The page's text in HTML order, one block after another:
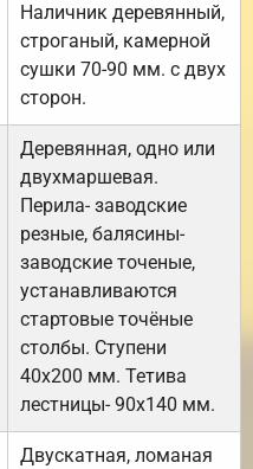
Наличник деревянный,
строганый, камерной
сушки 70-90 мм. с двух
сторон.
Деревянная, одно или
двухмаршевая.
Перила- заводские
резные, балясины-
заводские точеные,
устанавливаются
стартовые точёные
столбы. Ступени
40х200 мм. Тетива
лестницы- 90х140 мм.
Двускатная, ломаная